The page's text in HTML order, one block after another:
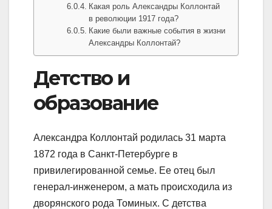
Какая роль Александры Коллонтай
в революции 1917 года?
Какие были важные события в жизни
Александры Коллонтай?
Детство и
образование
Александра Коллонтай родилась 31 марта
1872 года в Санкт-Петербурге в
привилегированной семье. Ее отец был
генерал-инженером, а мать происходила из
дворянского рода Томиных. С детства